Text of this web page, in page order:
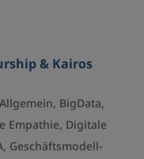
& Kairos
Allgemein, BigData,
Empathie, Digitale
, Geschäftsmodell-